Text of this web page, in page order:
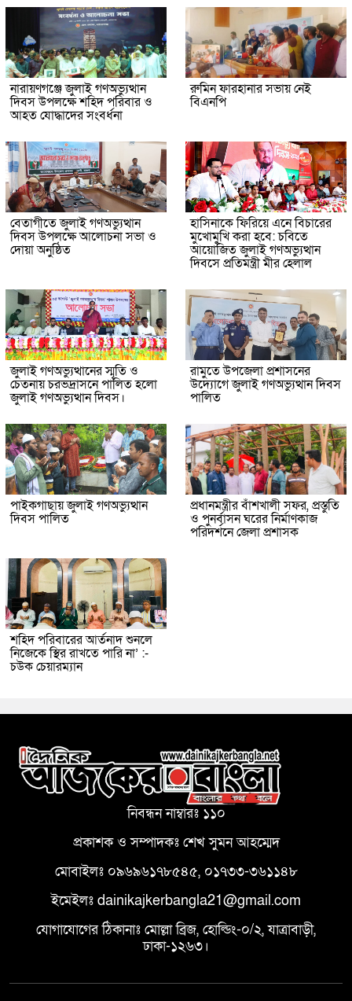
নারায়ণগঞ্জে জুলাই গণঅভ্যুত্থান
দিবস উপলক্ষে শহিদ পরিবার ও
আহত যোদ্ধাদের সংবর্ধনা
রুমিন ফারহানার সভায় নেই
বিএনপি
বেতাগীতে জুলাই গণঅভ্যুত্থান
দিবস উপলক্ষে আলোচনা সভা ও
দোয়া অনুষ্ঠিত
হাসিনাকে ফিরিয়ে এনে বিচারের
মুখোমুখি করা হবে: চবিতে
আয়োজিত জুলাই গণঅভ্যুত্থান
দিবসে প্রতিমন্ত্রী মীর হেলাল
জুলাই গণঅভ্যুত্থানের স্মৃতি ও
চেতনায় চরভদ্রাসনে পালিত হলো
জুলাই গণঅভ্যুত্থান দিবস।
রামুতে উপজেলা প্রশাসনের
উদ্যোগে জুলাই গণঅভ্যুত্থান দিবস
পালিত
পাইকগাছায় জুলাই গণঅভ্যুত্থান
দিবস পালিত
প্রধানমন্ত্রীর বাঁশখালী সফর, প্রস্তুতি
ও পুনর্বাসন ঘরের নির্মাণকাজ
পরিদর্শনে জেলা প্রশাসক
শহিদ পরিবারের আর্তনাদ শুনলে
নিজেকে স্থির রাখতে পারি না’ :-
চউক চেয়ারম্যান
নিবন্ধন নাম্বারঃ ১১০
প্রকাশক ও সম্পাদকঃ শেখ সুমন আহম্মেদ
মোবাইলঃ ০৯৬৯৬১৭৮৫৪৫, ০১৭৩৩-৩৬১১৪৮
ইমেইলঃ dainikajkerbangla21@gmail.com
যোগাযোগের ঠিকানাঃ মোল্লা ব্রিজ, হোল্ডিং-০/২, যাত্রাবাড়ী,
ঢাকা-১২৬৩।